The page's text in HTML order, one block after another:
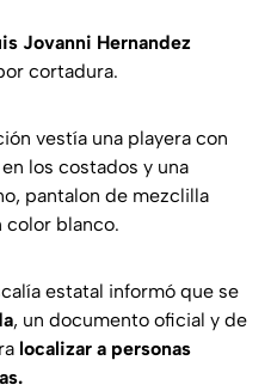
Jovanni Hernandez
cortadura.
vestía una playera con
los costados y una
pantalon de mezclilla
color blanco.
estatal informó que se
, un documento oficial y de
localizar a personas